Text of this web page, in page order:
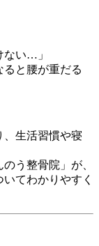
ない…」
ると腰が重だる
、生活習慣や寝
う整骨院」が、
いてわかりやすく